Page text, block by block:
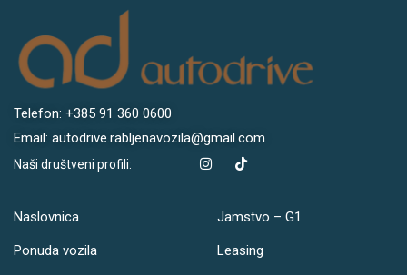
Telefon: +385 91 360 0600
Email: autodrive.rabljenavozila@gmail.com
Naši društveni profili:
Naslovnica
Ponuda vozila
Jamstvo – G1
Leasing